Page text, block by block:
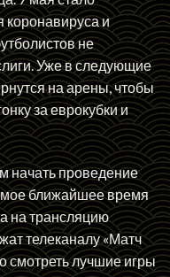
коронавируса и
не
Уже в следующие
на арены, чтобы
за еврокубки и
начать проведение
ближайшее время
на трансляцию
телеканалу «Матч
смотреть лучшие игры